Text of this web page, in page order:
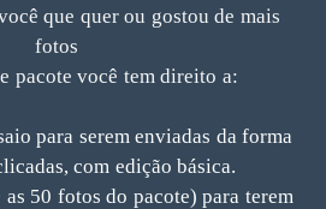
que quer ou gostou de mais
fotos
pacote você tem direito a:
para serem enviadas da forma
com edição básica.
as 50 fotos do pacote) para terem